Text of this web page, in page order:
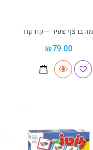
מה ברצף צעיר – קודקוד
₪79.00